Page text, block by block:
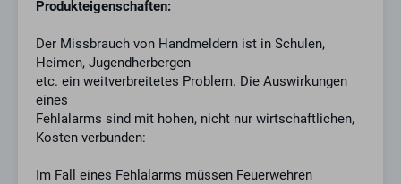
Produkteigenschaften:
Der Missbrauch von Handmeldern ist in Schulen,
Heimen, Jugendherbergen
etc. ein weitverbreitetes Problem. Die Auswirkungen
eines
Fehlalarms sind mit hohen, nicht nur wirtschaftlichen,
Kosten verbunden:
Im Fall eines Fehlalarms müssen Feuerwehren